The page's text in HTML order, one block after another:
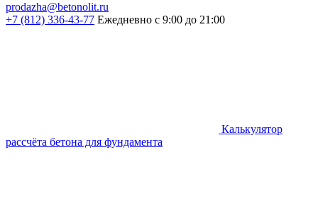
prodazha@betonolit.ru
+7 (812) 336-43-77 Ежедневно с 9:00 до 21:00
Калькулятор
рассчёта бетона для фундамента